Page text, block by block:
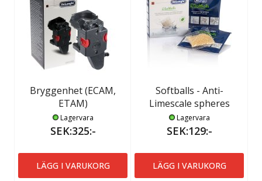
Bryggenhet (ECAM,
ETAM)
Lagervara
SEK:325:-
LÄGG I VARUKORG
Softballs - Anti-
Limescale spheres
Lagervara
SEK:129:-
LÄGG I VARUKORG